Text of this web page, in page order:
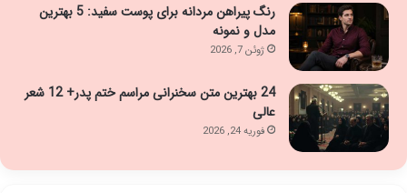
رنگ پیراهن مردانه برای پوست سفید: 5 بهترین
مدل و نمونه
ژوئن 7, 2026
24 بهترین متن سخنرانی مراسم ختم پدر+ 12 شعر
عالی
فوریه 24, 2026